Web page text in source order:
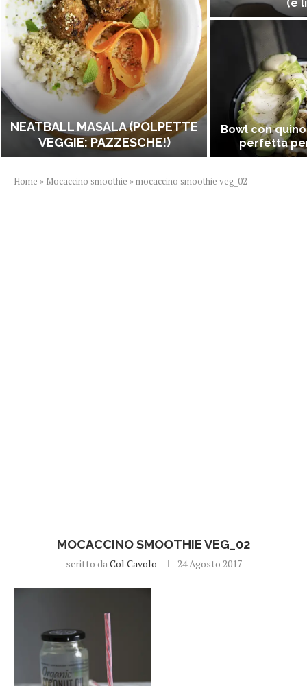
NEATBALL MASALA (POLPETTE
VEGGIE: PAZZESCHE!)
(e
Bowl con
perfetta
Home » Mocaccino smoothie »mocaccino smoothie veg_02
MOCACCINO SMOOTHIE VEG_02
scritto daCol Cavolo 24 Agosto 2017